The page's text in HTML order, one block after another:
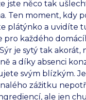
jste něco tak
Ten moment, kdy
plátýnko a uvidíte
pro každého
Sýr je sytý tak akorát,
a díky absenci
svým blízkým.
zážitku
ale jen